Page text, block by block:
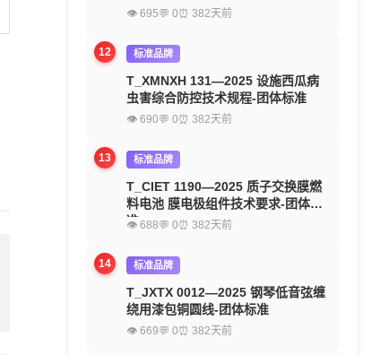
👁 695💬 0⏰ 382天前
12 标准品牌
T_XMNXH 131—2025 设施西瓜病
虫害综合防控技术规程-团体标准
👁 690💬 0⏰ 382天前
13 标准品牌
T_CIET 1190—2025 质子交换膜燃
料电池 膜电极组件技术要求-团体标
准
👁 688💬 0⏰ 382天前
14 标准品牌
T_JXTX 0012—2025 钢琴低音弦缠
绕用漆包铜圆线-团体标准
👁 669💬 0⏰ 382天前